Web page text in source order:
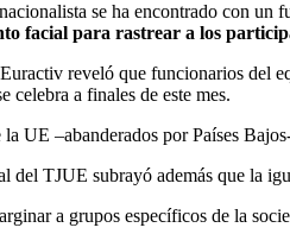
se ha encontrado con un
facial para rastrear a los
reveló que funcionarios del
celebra a finales de este mes.
la UE –abanderados por Países
del TJUE subrayó además que la
a grupos específicos de la